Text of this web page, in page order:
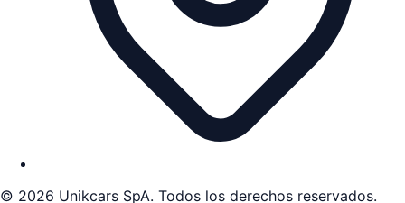
© 2026 Unikcars SpA. Todos los derechos reservados.